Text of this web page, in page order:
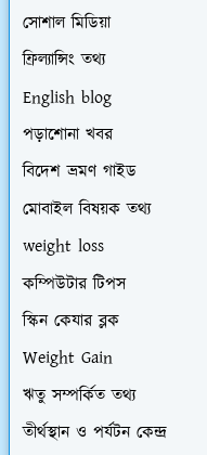
সোশাল মিডিয়া
ফ্রিল্যান্সিং তথ্য
English blog
পড়াশোনা খবর
বিদেশ ভ্রমণ গাইড
মোবাইল বিষয়ক তথ্য
weight loss
কম্পিউটার টিপস
স্কিন কেযার ব্লক
Weight Gain
ঋতু সম্পর্কিত তথ্য
তীর্থস্থান ও পর্যটন কেন্দ্র